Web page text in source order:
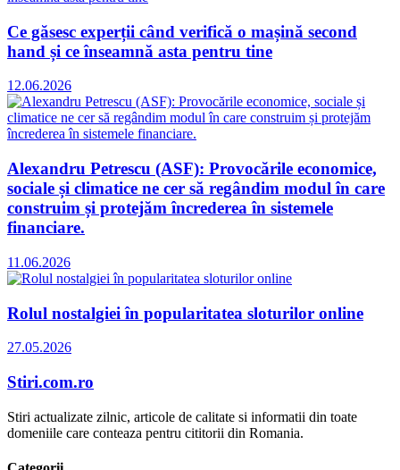
Ce găsesc experții când verifică o mașină second
hand și ce înseamnă asta pentru tine
12.06.2026
Alexandru Petrescu (ASF): Provocările economice,
sociale și climatice ne cer să regândim modul în care
construim și protejăm încrederea în sistemele
financiare.
11.06.2026
Rolul nostalgiei în popularitatea sloturilor online
27.05.2026
Stiri.com.ro
Stiri actualizate zilnic, articole de calitate si informatii din toate
domeniile care conteaza pentru cititorii din Romania.